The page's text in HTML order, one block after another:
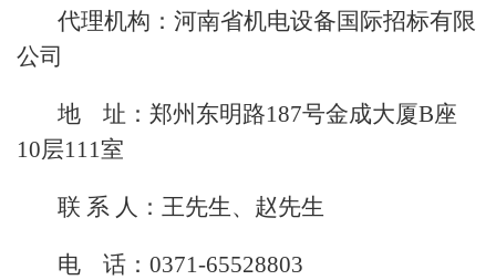
代理机构：河南省机电设备国际招标有限
公司
地 址：郑州东明路187号金成大厦B座
10层111室
联 系 人：王先生、赵先生
电 话：0371-65528803